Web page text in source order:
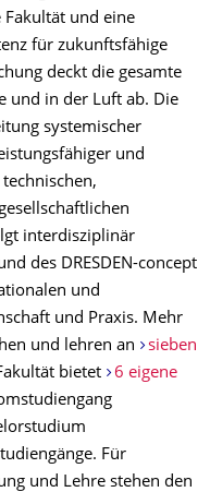
Fakultät und eine
für zukunftsfähige
deckt die gesamte
und in der Luft ab. Die
systemischer
und
interdisziplinär
des DRESDEN-concept
und
und Praxis. Mehr
und lehren an
sieben
bietet
6 eigene
Für
und Lehre stehen den